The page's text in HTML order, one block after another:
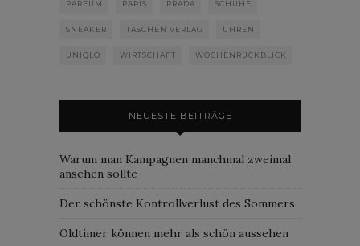
PARFUM PARIS PRADA SCHUHE
SNEAKER TASCHEN VERLAG UHREN
UNIQLO WIRTSCHAFT WOCHENRÜCKBLICK
NEUESTE BEITRÄGE
Warum man Kampagnen manchmal zweimal
ansehen sollte
Der schönste Kontrollverlust des Sommers
Oldtimer können mehr als schön aussehen